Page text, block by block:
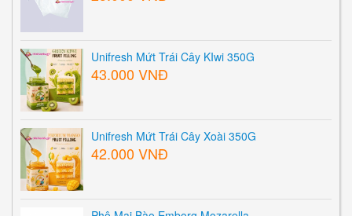
Unifresh Mứt Trái Cây KIwi 350G
43.000 VNĐ
Unifresh Mứt Trái Cây Xoài 350G
42.000 VNĐ